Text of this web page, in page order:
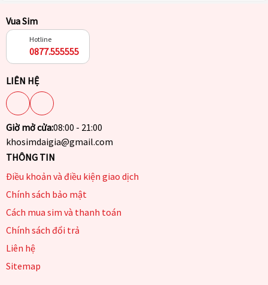
Vua Sim
Hotline
0877.555555
LIÊN HỆ
Giờ mở cửa:08:00 - 21:00
khosimdaigia@gmail.com
THÔNG TIN
Điều khoản và điều kiện giao dịch
Chính sách bảo mật
Cách mua sim và thanh toán
Chính sách đổi trả
Liên hệ
Sitemap